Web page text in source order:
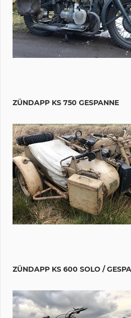
ZÜNDAPP KS 750 GESPANNE
ZÜNDAPP KS 600 SOLO /